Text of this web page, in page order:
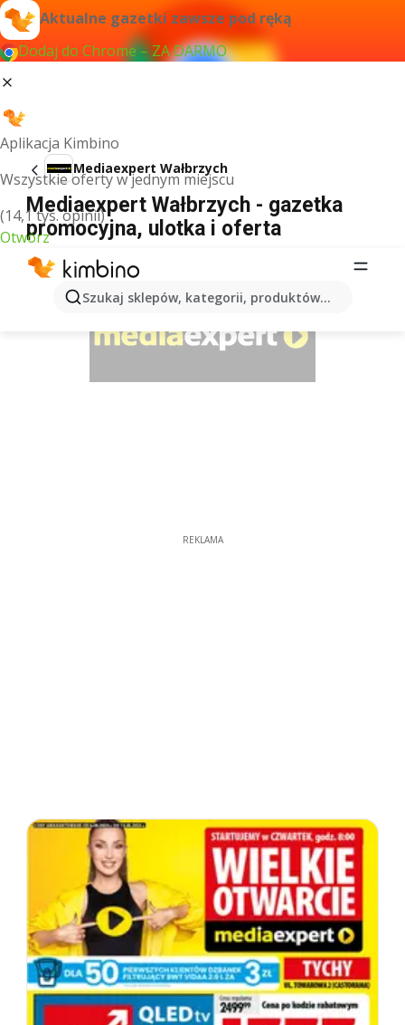
Aktualne gazetki zawsze pod ręką
Dodaj do Chrome – ZA DARMO
Aplikacja Kimbino
Wszystkie oferty w jednym miejscu
(14,1 tys. opinii)
Otwórz
Szukaj sklepów, kategorii, produktów...
Mediaexpert Wałbrzych
Mediaexpert Wałbrzych - gazetka
promocyjna, ulotka i oferta
REKLAMA